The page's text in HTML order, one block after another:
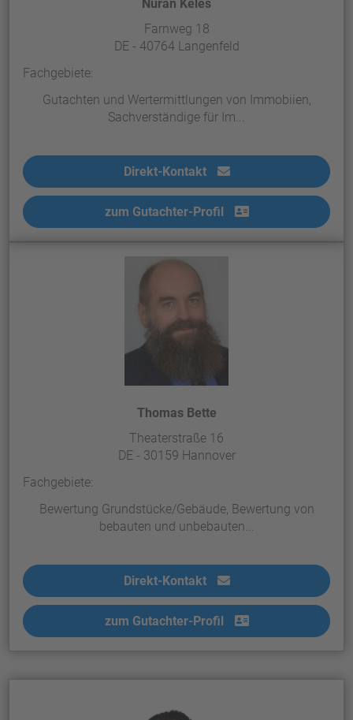
Nuran Keles
Farnweg 18
DE - 40764 Langenfeld
Fachgebiete:
Gutachten und Wertermittlungen von Immobiien,
Sachverständige für Im...
Direkt-Kontakt
zum Gutachter-Profil
Thomas Bette
Theaterstraße 16
DE - 30159 Hannover
Fachgebiete:
Bewertung Grundstücke/Gebäude, Bewertung von
bebauten und unbebauten...
Direkt-Kontakt
zum Gutachter-Profil